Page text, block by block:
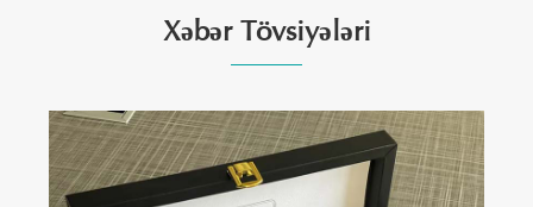
Xəbər Tövsiyələri
Qingdao Saildar Medical Co., Ltd. Hialuron